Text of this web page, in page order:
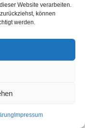
Website verarbeiten.
können
werden.
Impressum
bürosu ile Paderborn’daki
(7 Ekim 2018) yapılacak